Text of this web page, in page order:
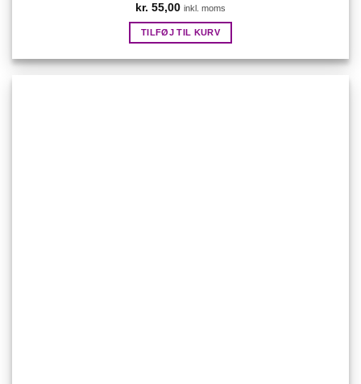
kr. 55,00 inkl. moms
TILFØJ TIL KURV